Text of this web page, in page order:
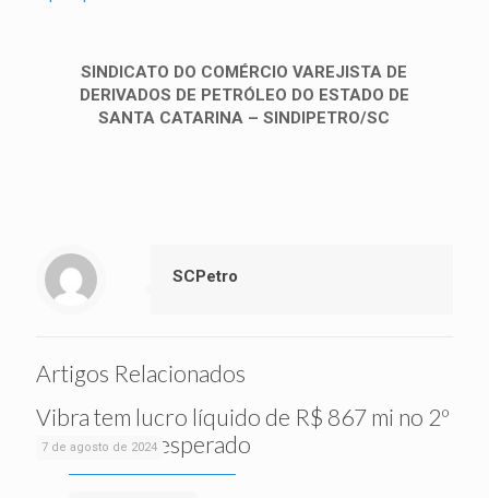
SINDICATO DO COMÉRCIO VAREJISTA DE
DERIVADOS DE PETRÓLEO DO ESTADO DE
SANTA CATARINA – SINDIPETRO/SC
SCPetro
Artigos Relacionados
7 de agosto de 2024
Vibra tem lucro líquido de R$ 867 mi no 2º
tri, acima do esperado